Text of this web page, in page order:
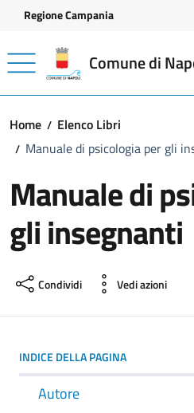
Vai ai contenuti
Vai al footer
Regione Campania
Comune di
Home
Elenco Libri
Manuale di psicologia per gli
Manuale di
gli insegnanti
Condividi Vedi azioni
INDICE DELLA PAGINA
Autore